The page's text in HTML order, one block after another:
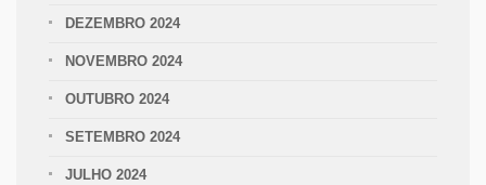
DEZEMBRO 2024
NOVEMBRO 2024
OUTUBRO 2024
SETEMBRO 2024
JULHO 2024